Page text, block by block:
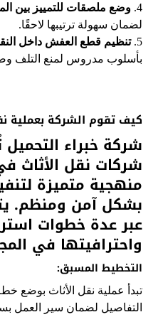
4. وضع ملصقات للتمييز بين
لضمان سهولة ترتيبها لاحقًا.
5. تنظيم قطع العفش داخل
بأسلوب مدروس لمنع التلف
كيف تقوم الشركة بعملية
شركة خبراء التحميل
شركات نقل الأثاث
منهجية متميزة
بشكل آمن ومنظم.
عبر عدة خطوات
واحترافيتها في
التخطيط المسبق:
تبدأ عملية نقل الأثاث بوضع
التفاصيل لضمان سير العمل